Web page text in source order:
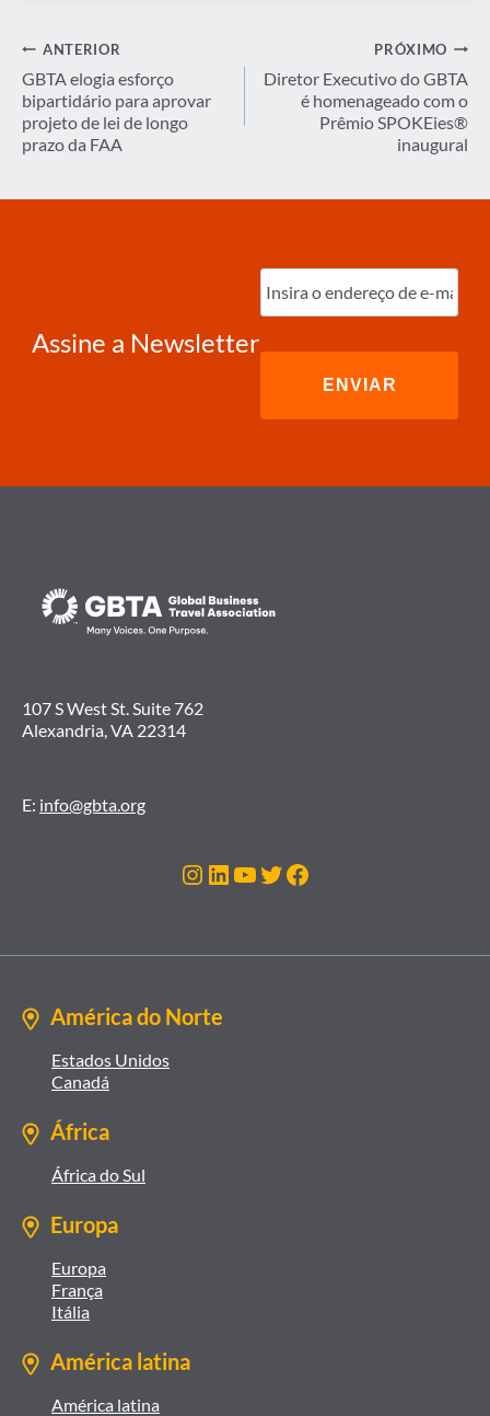
Navegação
de
Post
ANTERIOR
GBTA elogia esforço
bipartidário para aprovar
projeto de lei de longo
prazo da FAA
PRÓXIMO
Diretor Executivo do GBTA
é homenageado com o
Prêmio SPOKEies®
inaugural
Assine a Newsletter
Digite
o
e-
107 S West St. Suite 762
Alexandria, VA 22314
E: info@gbta.org
Instagram
LinkedIn
Youtube
Twitter
Facebook
América do Norte
Estados Unidos
Canadá
África
África do Sul
Europa
Europa
França
Itália
América latina
América latina